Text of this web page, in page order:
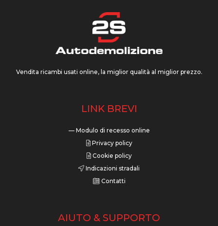
Vendita ricambi usati online, la miglior qualità al miglior prezzo.
LINK BREVI
— Modulo di recesso online
Privacy policy
Cookie policy
Indicazioni stradali
Contatti
AIUTO & SUPPORTO